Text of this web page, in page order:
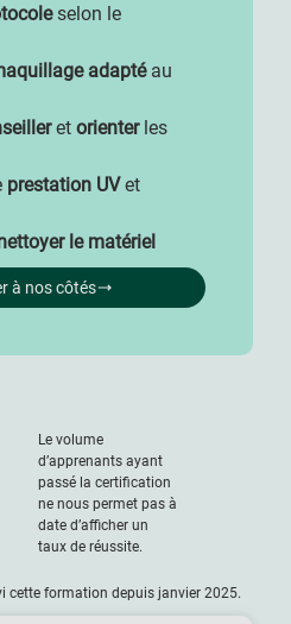
selon le
adaptéau
etorienterles
prestation UVet
le matériel
à nos côtés
Le volume
d’apprenants ayant
passé la certification
ne nous permet pas à
date d’afficher un
taux de réussite.
cette formation depuis janvier 2025.